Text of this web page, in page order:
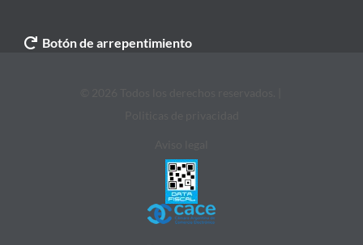
Botón de arrepentimiento